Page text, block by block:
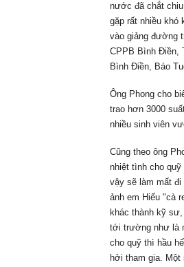
nước đã chắt
gặp rất nhiều khó
vào giảng đường
CPPB Bình Điền,
Bình Điền, Báo
Ông Phong cho
trao hơn 3000
nhiều sinh viên
Cũng theo ông
nhiệt tình cho
vậy sẽ làm mất
ảnh em Hiếu "cà
khác thành kỹ
tới trường như là
cho quỹ thì hầu
hởi tham gia.